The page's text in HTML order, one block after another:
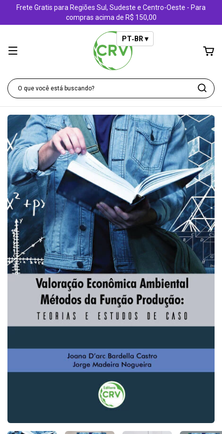
Frete Gratis para Regiões Sul, Sudeste e Centro-Oeste - Para
compras acima de R$ 150,00
PT‑BR ▾